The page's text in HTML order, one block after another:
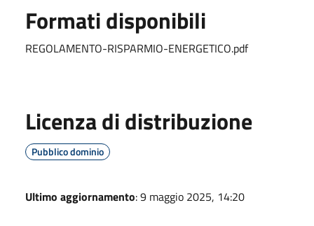
Formati disponibili
REGOLAMENTO-RISPARMIO-ENERGETICO.pdf
Licenza di distribuzione
Pubblico dominio
Ultimo aggiornamento: 9 maggio 2025, 14:20